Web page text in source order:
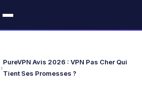
›
PureVPN Avis 2026 : VPN Pas Cher Qui
Tient Ses Promesses ?